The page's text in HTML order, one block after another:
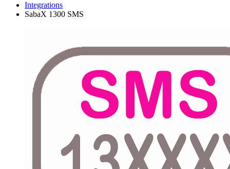
Integrations
SabaX 1300 SMS